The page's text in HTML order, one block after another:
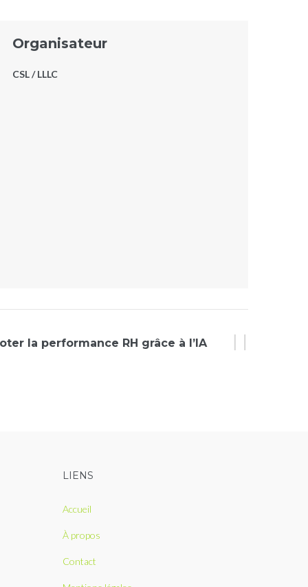
Organisateur
CSL / LLLC
la performance RH grâce à l’IA
LIENS
Accueil
À propos
Contact